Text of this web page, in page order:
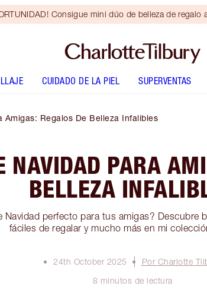
Consigue mini dúo de belleza de regalo
CUIDADO DE LA PIEL SUPERVENTAS
Amigas: Regalos De Belleza Infalibles
NAVIDAD PARA
BELLEZA
Navidad perfecto para tus amigas? Descubre
fáciles de regalar y mucho más en mi
24th October 2025
Por Charlotte
8 minutos de lectura